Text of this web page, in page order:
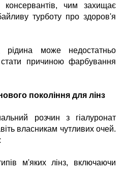
консервантів, чим захищає
турботу про здоров'я
рідина може недостатньо
причиною фарбування
покоління для лінз
розчин з гіалуронат
власникам чутливих очей.
м'яких лінз, включаючи